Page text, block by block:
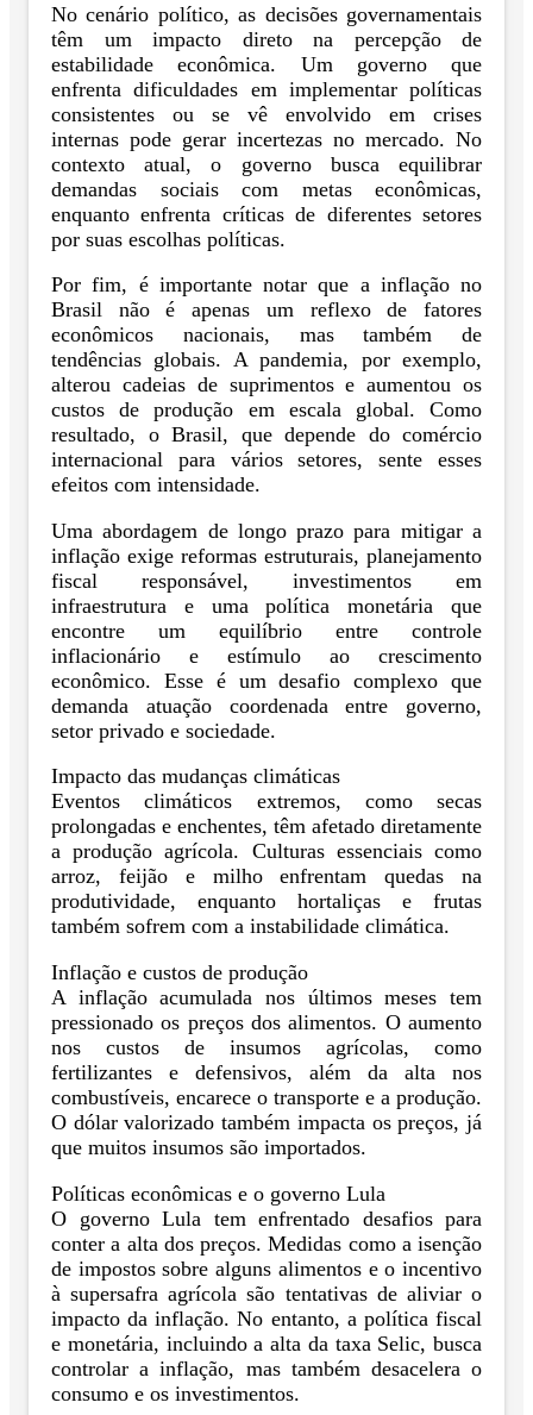
No cenário político, as decisões governamentais
têm um impacto direto na percepção de
estabilidade econômica. Um governo que
enfrenta dificuldades em implementar políticas
consistentes ou se vê envolvido em crises
internas pode gerar incertezas no mercado. No
contexto atual, o governo busca equilibrar
demandas sociais com metas econômicas,
enquanto enfrenta críticas de diferentes setores
por suas escolhas políticas.
Por fim, é importante notar que a inflação no
Brasil não é apenas um reflexo de fatores
econômicos nacionais, mas também de
tendências globais. A pandemia, por exemplo,
alterou cadeias de suprimentos e aumentou os
custos de produção em escala global. Como
resultado, o Brasil, que depende do comércio
internacional para vários setores, sente esses
efeitos com intensidade.
Uma abordagem de longo prazo para mitigar a
inflação exige reformas estruturais, planejamento
fiscal responsável, investimentos em
infraestrutura e uma política monetária que
encontre um equilíbrio entre controle
inflacionário e estímulo ao crescimento
econômico. Esse é um desafio complexo que
demanda atuação coordenada entre governo,
setor privado e sociedade.
Impacto das mudanças climáticas
Eventos climáticos extremos, como secas
prolongadas e enchentes, têm afetado diretamente
a produção agrícola. Culturas essenciais como
arroz, feijão e milho enfrentam quedas na
produtividade, enquanto hortaliças e frutas
também sofrem com a instabilidade climática.
Inflação e custos de produção
A inflação acumulada nos últimos meses tem
pressionado os preços dos alimentos. O aumento
nos custos de insumos agrícolas, como
fertilizantes e defensivos, além da alta nos
combustíveis, encarece o transporte e a produção.
O dólar valorizado também impacta os preços, já
que muitos insumos são importados.
Políticas econômicas e o governo Lula
O governo Lula tem enfrentado desafios para
conter a alta dos preços. Medidas como a isenção
de impostos sobre alguns alimentos e o incentivo
à supersafra agrícola são tentativas de aliviar o
impacto da inflação. No entanto, a política fiscal
e monetária, incluindo a alta da taxa Selic, busca
controlar a inflação, mas também desacelera o
consumo e os investimentos.